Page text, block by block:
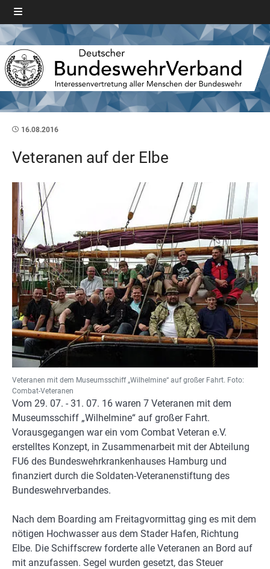
16.08.2016
Veteranen auf der Elbe
Veteranen mit dem Museumsschiff „Wilhelmine“ auf großer Fahrt. Foto:
Combat-Veteranen
Vom 29. 07. - 31. 07. 16 waren 7 Veteranen mit dem
Museumsschiff „Wilhelmine“ auf großer Fahrt.
Vorausgegangen war ein vom Combat Veteran e.V.
erstelltes Konzept, in Zusammenarbeit mit der Abteilung
FU6 des Bundeswehrkrankenhauses Hamburg und
finanziert durch die Soldaten-Veteranenstiftung des
Bundeswehrverbandes.
Nach dem Boarding am Freitagvormittag ging es mit dem
nötigen Hochwasser aus dem Stader Hafen, Richtung
Elbe. Die Schiffscrew forderte alle Veteranen an Bord auf
mit anzufassen. Segel wurden gesetzt, das Steuer